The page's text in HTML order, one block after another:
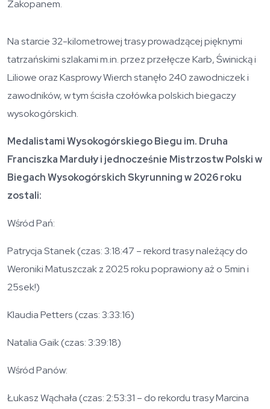
Zakopanem.
Na starcie 32-kilometrowej trasy prowadzącej pięknymi
tatrzańskimi szlakami m.in. przez przełęcze Karb, Świnicką i
Liliowe oraz Kasprowy Wierch stanęło 240 zawodniczek i
zawodników, w tym ścisła czołówka polskich biegaczy
wysokogórskich.
Medalistami Wysokogórskiego Biegu im. Druha
Franciszka Marduły i jednocześnie Mistrzostw Polski w
Biegach Wysokogórskich Skyrunning w 2026 roku
zostali:
Wśród Pań:
Patrycja Stanek (czas: 3:18:47 – rekord trasy należący do
Weroniki Matuszczak z 2025 roku poprawiony aż o 5min i
25sek!)
Klaudia Petters (czas: 3:33:16)
Natalia Gaik (czas: 3:39:18)
Wśród Panów:
Łukasz Wąchała (czas: 2:53:31 – do rekordu trasy Marcina